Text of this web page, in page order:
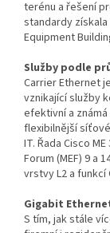
terénu a řešení
standardy
Equipment
Služby podle
Carrier Ethernet
vznikající služby
efektivní a
flexibilnější
IT. Řada Cisco
Forum (MEF) 9 a
vrstvy L2 a funkcí
Gigabit
S tím, jak stále